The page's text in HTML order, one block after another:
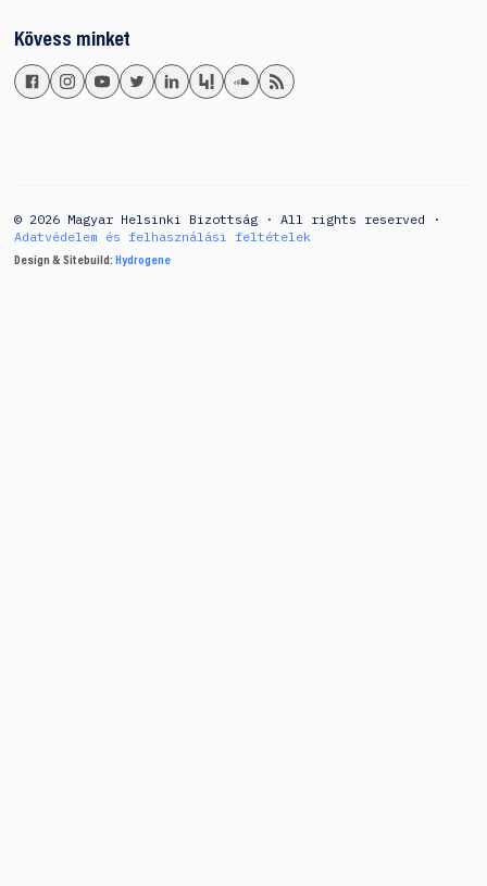
Kövess minket
© 2026 Magyar Helsinki Bizottság · All rights reserved ·
Adatvédelem és felhasználási feltételek
Design & Sitebuild: Hydrogene